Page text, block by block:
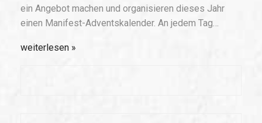
ein Angebot machen und organisieren dieses Jahr
einen Manifest-Adventskalender. An jedem Tag…
weiterlesen